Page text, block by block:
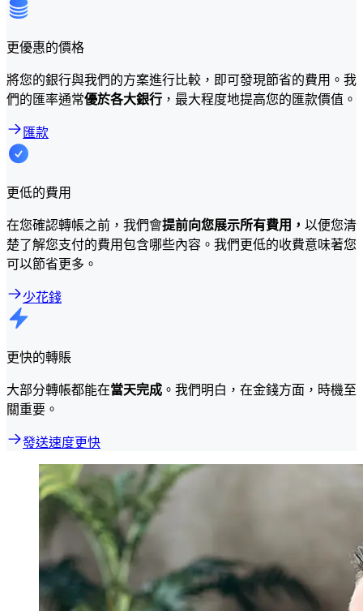
更優惠的價格
將您的銀行與我們的方案進行比較，即可發現節省的費用。我
們的匯率通常優於各大銀行 ，最大程度地提高您的匯款價值。
匯款
更低的費用
在您確認轉帳之前，我們會提前向您展示所有費用， 以便您清
楚了解您支付的費用包含哪些內容。我們更低的收費意味著您
可以節省更多。
少花錢
更快的轉賬
大部分轉帳都能在當天完成 。我們明白，在金錢方面，時機至
關重要。
發送速度更快